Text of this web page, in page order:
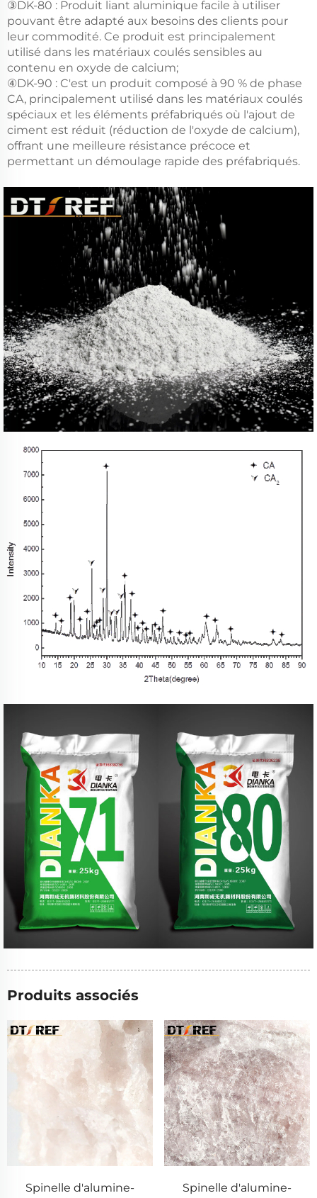
③DK-80 : Produit liant aluminique facile à utiliser
pouvant être adapté aux besoins des clients pour
leur commodité. Ce produit est principalement
utilisé dans les matériaux coulés sensibles au
contenu en oxyde de calcium;
④DK-90 : C'est un produit composé à 90 % de phase
CA, principalement utilisé dans les matériaux coulés
spéciaux et les éléments préfabriqués où l'ajout de
ciment est réduit (réduction de l'oxyde de calcium),
offrant une meilleure résistance précoce et
permettant un démoulage rapide des préfabriqués.
Produits associés
Spinelle d'alumine-
Spinelle d'alumine-